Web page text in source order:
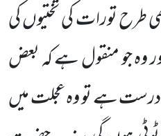
طرح تورات کی تختیوں کی
وہ جو منقول ہے کہ بعض
درست ہے تو وہ عجلت میں